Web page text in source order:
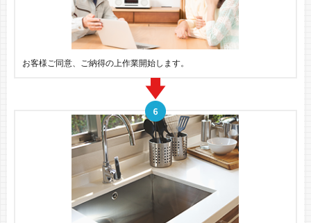
お客様ご同意、ご納得の上作業開始します。